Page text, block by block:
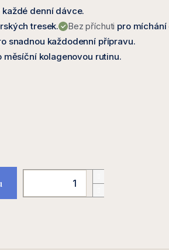
každé denní dávce.
tresek. Bez příchuti pro míchání
snadnou každodenní přípravu.
měsíční kolagenovou rutinu.